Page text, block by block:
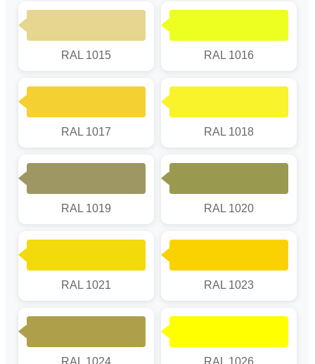
RAL 1015 RAL 1016
RAL 1017 RAL 1018
RAL 1019 RAL 1020
RAL 1021 RAL 1023
RAL 1024 RAL 1026